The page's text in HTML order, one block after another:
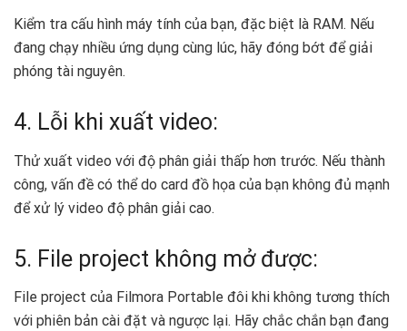
Kiểm tra cấu hình máy tính của bạn, đặc biệt là RAM. Nếu
đang chạy nhiều ứng dụng cùng lúc, hãy đóng bớt để giải
phóng tài nguyên.
4. Lỗi khi xuất video:
Thử xuất video với độ phân giải thấp hơn trước. Nếu thành
công, vấn đề có thể do card đồ họa của bạn không đủ mạnh
để xử lý video độ phân giải cao.
5. File project không mở được:
File project của Filmora Portable đôi khi không tương thích
với phiên bản cài đặt và ngược lại. Hãy chắc chắn bạn đang